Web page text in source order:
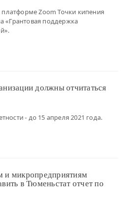
платформе Zoom Точки кипения
«Грантовая поддержка
должны отчитаться
- до 15 апреля 2021 года.
микропредприятиям
в Тюменьстат отчет по